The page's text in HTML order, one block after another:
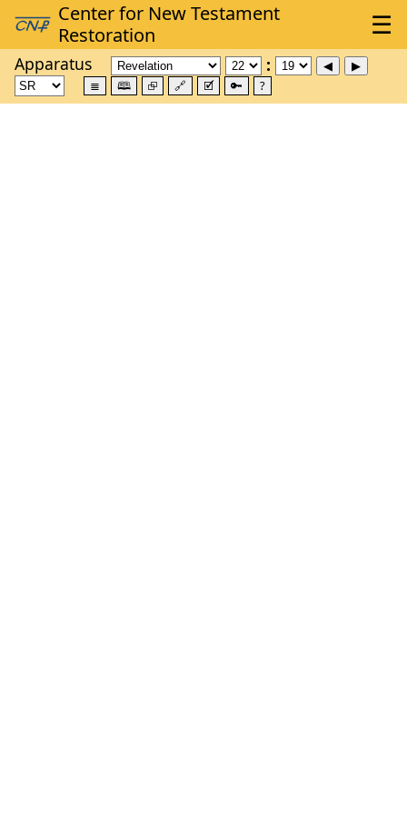
Apparatus
≣ 🕮 ⮺ 🔗 🗹 🔑 ?